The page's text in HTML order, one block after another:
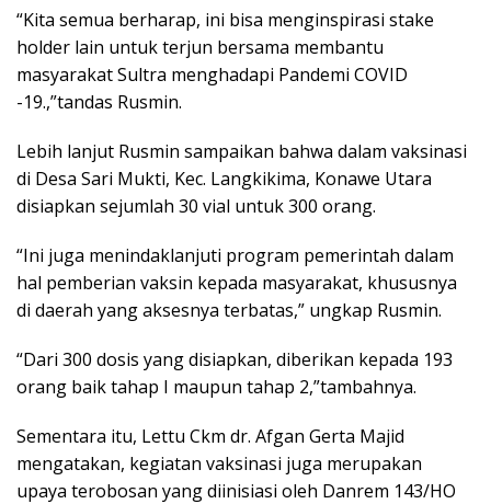
“Kita semua berharap, ini bisa menginspirasi stake
holder lain untuk terjun bersama membantu
masyarakat Sultra menghadapi Pandemi COVID
-19.,”tandas Rusmin.
Lebih lanjut Rusmin sampaikan bahwa dalam vaksinasi
di Desa Sari Mukti, Kec. Langkikima, Konawe Utara
disiapkan sejumlah 30 vial untuk 300 orang.
“Ini juga menindaklanjuti program pemerintah dalam
hal pemberian vaksin kepada masyarakat, khususnya
di daerah yang aksesnya terbatas,” ungkap Rusmin.
“Dari 300 dosis yang disiapkan, diberikan kepada 193
orang baik tahap I maupun tahap 2,”tambahnya.
Sementara itu, Lettu Ckm dr. Afgan Gerta Majid
mengatakan, kegiatan vaksinasi juga merupakan
upaya terobosan yang diinisiasi oleh Danrem 143/HO